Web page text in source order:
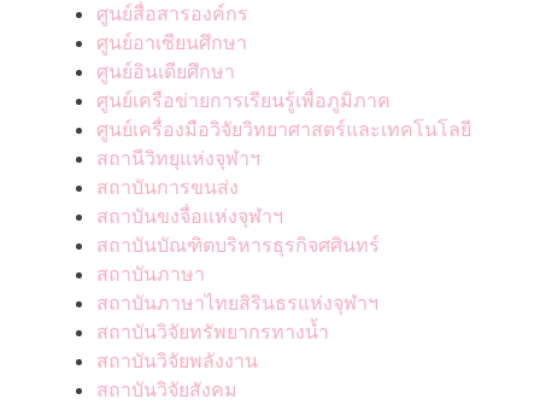
ศูนย์สื่อสารองค์กร
ศูนย์อาเซียนศึกษา
ศูนย์อินเดียศึกษา
ศูนย์เครือข่ายการเรียนรู้เพื่อภูมิภาค
ศูนย์เครื่องมือวิจัยวิทยาศาสตร์และเทคโนโลยี
สถานีวิทยุแห่งจุฬาฯ
สถาบันการขนส่ง
สถาบันขงจื่อแห่งจุฬาฯ
สถาบันบัณฑิตบริหารธุรกิจศศินทร์
สถาบันภาษา
สถาบันภาษาไทยสิรินธรแห่งจุฬาฯ
สถาบันวิจัยทรัพยากรทางน้ำ
สถาบันวิจัยพลังงาน
สถาบันวิจัยสังคม